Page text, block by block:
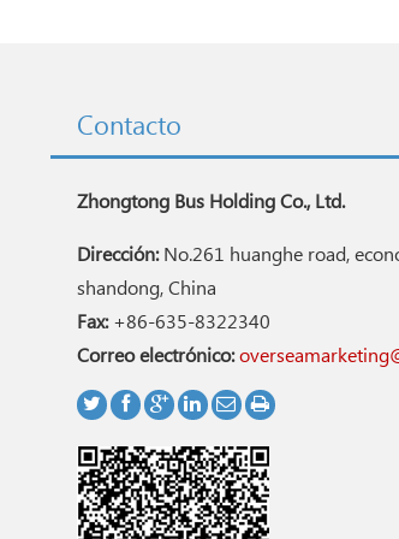
Contacto
Zhongtong Bus Holding Co., Ltd.
Dirección:No.261 huanghe road,
shandong, China
Fax:+86-635-8322340
Correo electrónico: